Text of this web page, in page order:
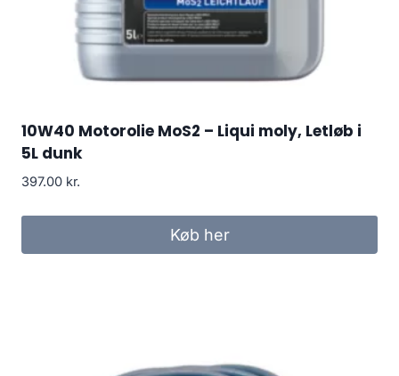
10W40 Motorolie MoS2 – Liqui moly, Letløb i
5L dunk
397.00 kr.
Køb her